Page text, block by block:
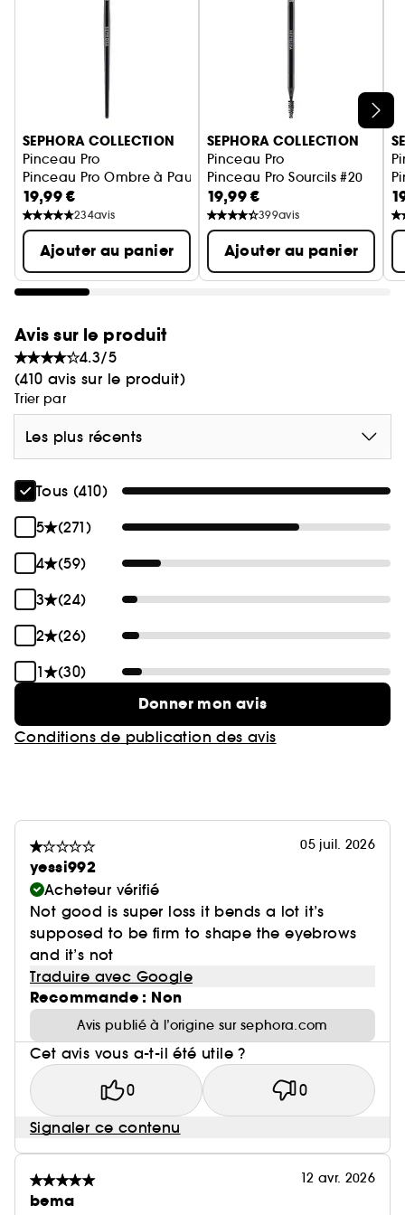
nettoyants pinceaux Sephora Collection.
*Vegan : poils fabriqués à partir de fibres
synthétiques
Ignorer le carrousel produits
SEPHORA COLLECTION
Pinceau Pro
Pinceau Pro Ombre à Paupières #15
19,99 €
234avis
Ajouter au panier
SEPHORA COLLECTION
Pinceau Pro
Pinceau Pro Sourcils #20
19,99 €
399avis
Ajouter au panier
Avis sur le produit
4.3/5
(410 avis sur le produit)
Trier par
Les plus récents
Tous (410)
5
(271)
4
(59)
3
(24)
2
(26)
1
(30)
Donner mon avis
Conditions de publication des avis
05 juil. 2026
yessi992
Acheteur vérifié
Not good is super loss it bends a lot it’s
supposed to be firm to shape the eyebrows
and it’s not
Traduire avec Google
Recommande : Non
Avis publié à l’origine sur sephora.com
Cet avis vous a-t-il été utile ?
0 0
Signaler ce contenu
12 avr. 2026
bema